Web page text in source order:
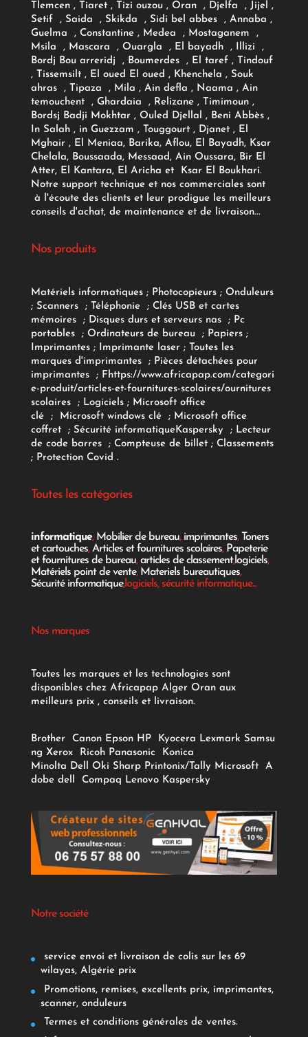
Tlemcen , Tiaret , Tizi ouzou , Oran , Djelfa , Jijel ,
Setif , Saida , Skikda , Sidi bel abbes , Annaba ,
Guelma , Constantine , Medea , Mostaganem ,
Msila , Mascara , Ouargla , El bayadh , Illizi ,
Bordj Bou arreridj , Boumerdes , El taref , Tindouf
, Tissemsilt , El oued El oued , Khenchela , Souk
ahras , Tipaza , Mila , Ain defla , Naama , Ain
temouchent , Ghardaia , Relizane , Timimoun ,
Bordsj Badji Mokhtar , Ouled Djellal , Beni Abbès ,
In Salah , in Guezzam , Touggourt , Djanet , El
Mghair , El Meniaa, Barika, Aflou, El Bayadh, Ksar
Chelala, Boussaada, Messaad, Ain Oussara, Bir El
Atter, El Kantara, El Aricha et Ksar El Boukhari.
Notre support technique et nos commerciales sont
à l'écoute des clients et leur prodigue les meilleurs
conseils d'achat, de maintenance et de livraison...
Nos produits
Matériels informatiques; Photocopieurs; Onduleurs
; Scanners ; Téléphonie ; Clés USB et cartes
mémoires
; Disques durs et serveurs nas ; Pc
portables
; Ordinateurs de bureau ; Papiers;
Imprimantes;Imprimante laser; Toutes les
marques d'imprimantes
; Pièces détachées pour
imprimantes
; Fhttps://www.africapap.com/categori
e-produit/articles-et-fournitures-scolaires/ournitures
scolaires; Logiciels ; Microsoft office
clé
; Microsoft windows clé; Microsoft office
coffret ; Sécurité informatiqueKaspersky ; Lecteur
de code barres
; Compteuse de billet; Classements
; Protection Covid .
Toutes les catégories
informatique, Mobilier de bureau, imprimantes, Toners
et cartouches,Articles et fournitures scolaires, Papeterie
et fournitures de bureau,articles de classement,logiciels,
Matériels point de vente, Materiels bureautiques,
Sécurité informatique,logiciels, sécurité informatique...
Nos marques
Toutes les marques et les technologies sont
disponibles chez Africapap Alger Oran aux
meilleurs prix , conseils et livraison.
Brother Canon Epson HP Kyocera Lexmark Samsu
ng Xerox Ricoh Panasonic
Konica
Minolta Dell Oki Sharp Printonix/Tally Microsoft
A
dobe dell Compaq Lenovo Kaspersky
Notre société
service envoi et livraison de colis sur les 69
wilayas, Algérie prix
Promotions, remises, excellents prix, imprimantes,
scanner, onduleurs
Termes et conditions générales de ventes.